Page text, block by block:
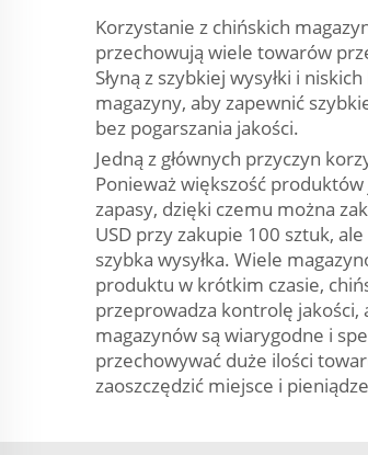
Korzystanie z chińskich
przechowują wiele towarów
Słyną z szybkiej wysyłki i
magazyny, aby zapewnić
bez pogarszania jakości.
Jedną z głównych przyczyn
Ponieważ większość
zapasy, dzięki czemu można
USD przy zakupie 100 sztuk,
szybka wysyłka. Wiele
produktu w krótkim czasie,
przeprowadza kontrolę jakości,
magazynów są wiarygodne i
przechowywać duże ilości
zaoszczędzić miejsce i